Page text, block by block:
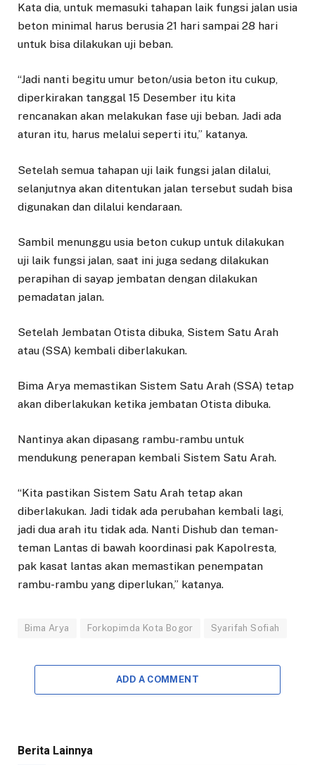
Kata dia, untuk memasuki tahapan laik fungsi jalan usia
beton minimal harus berusia 21 hari sampai 28 hari
untuk bisa dilakukan uji beban.
“Jadi nanti begitu umur beton/usia beton itu cukup,
diperkirakan tanggal 15 Desember itu kita
rencanakan akan melakukan fase uji beban. Jadi ada
aturan itu, harus melalui seperti itu,” katanya.
Setelah semua tahapan uji laik fungsi jalan dilalui,
selanjutnya akan ditentukan jalan tersebut sudah bisa
digunakan dan dilalui kendaraan.
Sambil menunggu usia beton cukup untuk dilakukan
uji laik fungsi jalan, saat ini juga sedang dilakukan
perapihan di sayap jembatan dengan dilakukan
pemadatan jalan.
Setelah Jembatan Otista dibuka, Sistem Satu Arah
atau (SSA) kembali diberlakukan.
Bima Arya memastikan Sistem Satu Arah (SSA) tetap
akan diberlakukan ketika jembatan Otista dibuka.
Nantinya akan dipasang rambu-rambu untuk
mendukung penerapan kembali Sistem Satu Arah.
“Kita pastikan Sistem Satu Arah tetap akan
diberlakukan. Jadi tidak ada perubahan kembali lagi,
jadi dua arah itu tidak ada. Nanti Dishub dan teman-
teman Lantas di bawah koordinasi pak Kapolresta,
pak kasat lantas akan memastikan penempatan
rambu-rambu yang diperlukan,” katanya.
Bima Arya Forkopimda Kota Bogor Syarifah Sofiah
ADD A COMMENT
Berita Lainnya